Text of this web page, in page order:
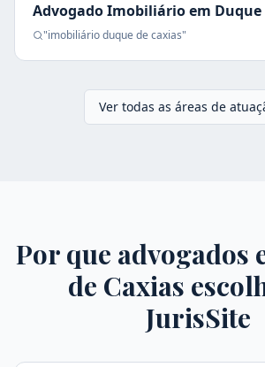
Advogado Imobiliárioem Duque
"imobiliárioduque de caxias"
Ver todas as áreas de
Por que advogados
de Caxias
JurisSite